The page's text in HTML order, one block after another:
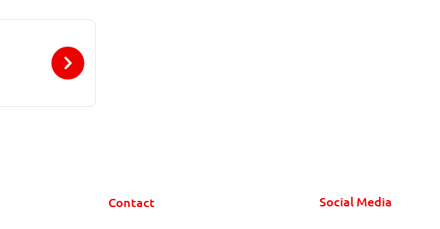
Contact Social Media